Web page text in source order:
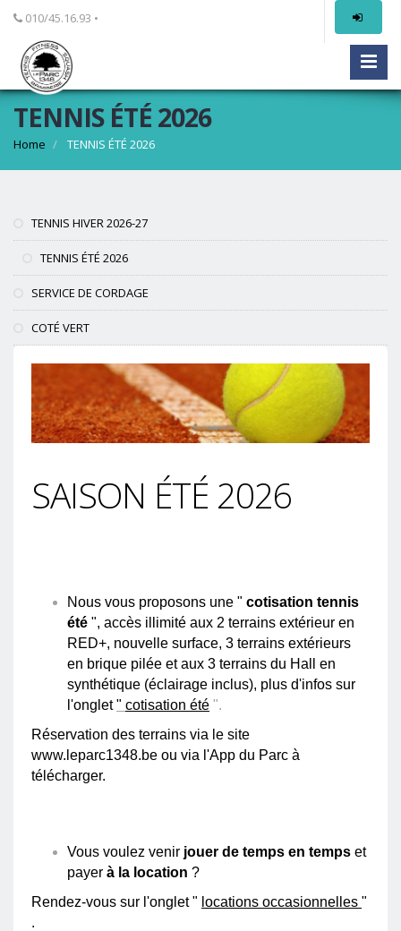
010/45.16.93 •
TENNIS ÉTÉ 2026
Home TENNIS ÉTÉ 2026
TENNIS HIVER 2026-27
TENNIS ÉTÉ 2026
SERVICE DE CORDAGE
COTÉ VERT
SAISON ÉTÉ 2026
Nous vous proposons une " cotisation tennis
été ", accès illimité aux 2 terrains extérieur en
RED+, nouvelle surface, 3 terrains extérieurs
en brique pilée et aux 3 terrains du Hall en
synthétique (éclairage inclus), plus d'infos sur
l'onglet" cotisation été ".
Réservation des terrains via le site
www.leparc1348.be ou via l'App du Parc à
télécharger.
Vous voulez venir jouer de temps en temps et
payer à la location ?
Rendez-vous sur l'onglet" locations occasionnelles "
.